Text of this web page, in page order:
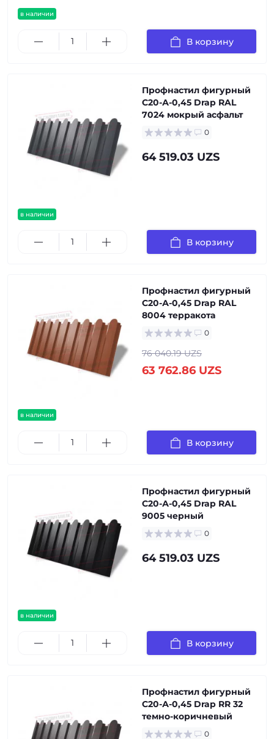
в наличии
В корзину
в наличии
Профнастил фигурный
С20-А-0,45 Drap RAL
7024 мокрый асфальт
0
64 519.03 UZS
В корзину
в наличии
Профнастил фигурный
С20-А-0,45 Drap RAL
8004 терракота
0
76 040.19 UZS
63 762.86 UZS
В корзину
в наличии
Профнастил фигурный
С20-А-0,45 Drap RAL
9005 черный
0
64 519.03 UZS
В корзину
Профнастил фигурный
С20-А-0,45 Drap RR 32
темно-коричневый
0